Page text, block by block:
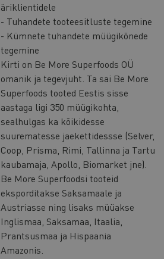
äriklientidele
- Tuhandete tooteesitluste tegemine
- Kümnete tuhandete müügikõnede
tegemine
Kirti on Be More Superfoods OÜ
omanik ja tegevjuht. Ta sai Be More
Superfoods tooted Eestis sisse
aastaga ligi 350 müügikohta,
sealhulgas ka kõikidesse
suurematesse jaekettidessse (Selver,
Coop, Prisma, Rimi, Tallinna ja Tartu
kaubamaja, Apollo, Biomarket jne).
Be More Superfoodsi tooteid
eksporditakse Saksamaale ja
Austriasse ning lisaks müüakse
Inglismaa, Saksamaa, Itaalia,
Prantsusmaa ja Hispaania
Amazonis.